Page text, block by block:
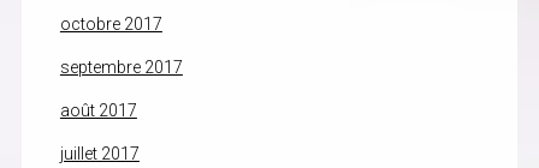
octobre 2017
septembre 2017
août 2017
juillet 2017